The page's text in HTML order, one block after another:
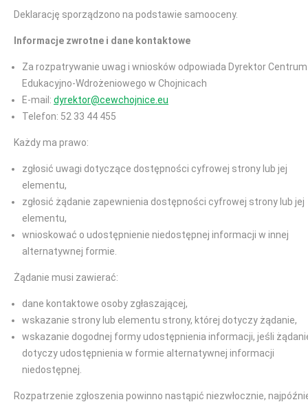
Deklarację sporządzono na podstawie samooceny.
Informacje zwrotne i dane kontaktowe
Za rozpatrywanie uwag i wniosków odpowiada Dyrektor Centrum
Edukacyjno-Wdrożeniowego w Chojnicach
E-mail: dyrektor@cewchojnice.eu
Telefon: 52 33 44 455
Każdy ma prawo:
zgłosić uwagi dotyczące dostępności cyfrowej strony lub jej
elementu,
zgłosić żądanie zapewnienia dostępności cyfrowej strony lub jej
elementu,
wnioskować o udostępnienie niedostępnej informacji w innej
alternatywnej formie.
Żądanie musi zawierać:
dane kontaktowe osoby zgłaszającej,
wskazanie strony lub elementu strony, której dotyczy żądanie,
wskazanie dogodnej formy udostępnienia informacji, jeśli
dotyczy udostępnienia w formie alternatywnej informacji
niedostępnej.
Rozpatrzenie zgłoszenia powinno nastąpić niezwłocznie,